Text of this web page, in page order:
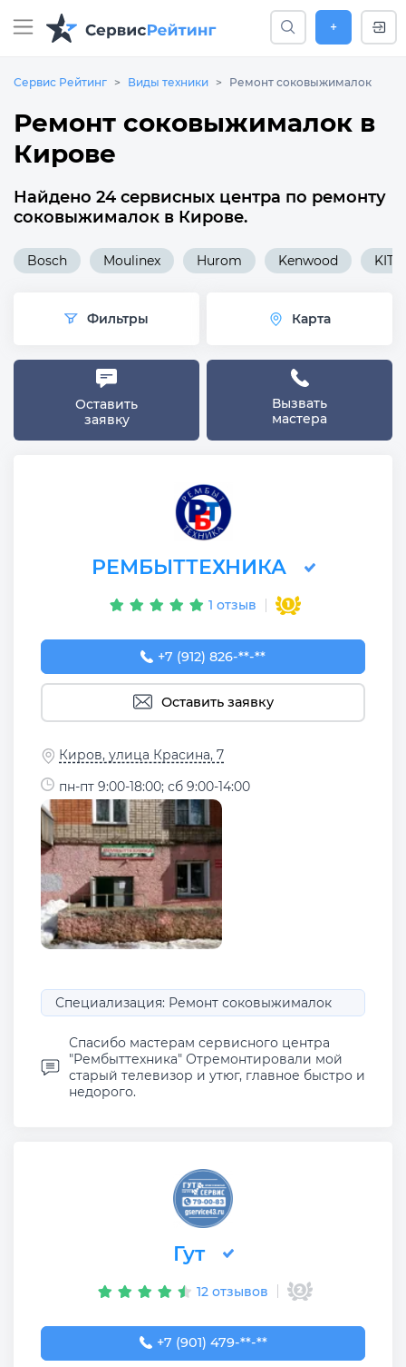
+
Сервис Рейтинг Виды техники Ремонт соковыжималок
Ремонт соковыжималок в
Кирове
Найдено 24 сервисных центра по ремонту
соковыжималок в Кирове.
Bosch Moulinex Hurom Kenwood
Фильтры Карта
Оставить
заявку
Вызвать
мастера
РЕМБЫТТЕХНИКА
1 отзыв
+7 (912) 826-92-50
+7 (912) 826-**-**
Оставить заявку
Киров, улица Красина, 7
пн-пт 9:00-18:00; сб 9:00-14:00
Специализация: Ремонт соковыжималок
Спасибо мастерам сервисного центра
"Рембыттехника" Отремонтировали мой
старый телевизор и утюг, главное быстро и
недорого.
Гут
12 отзывов
+7 (901) 479-00-83
+7 (901) 479-**-**